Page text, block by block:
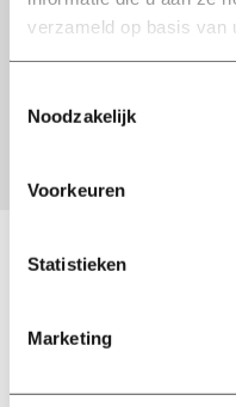
verzameld op basis van
Noodzakelijk
Voorkeuren
Statistieken
Marketing
zoeken we een
het vak wil leren.
Waarmee
Onze medewerkers
Engels. Wij zijn op